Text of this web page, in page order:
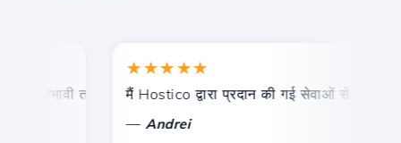
तकनीकी सहायता।
★★★★★
मैं Hostico द्वारा प्रदान की गई सेवाओं से संतुष्ट हूं।
Andrei